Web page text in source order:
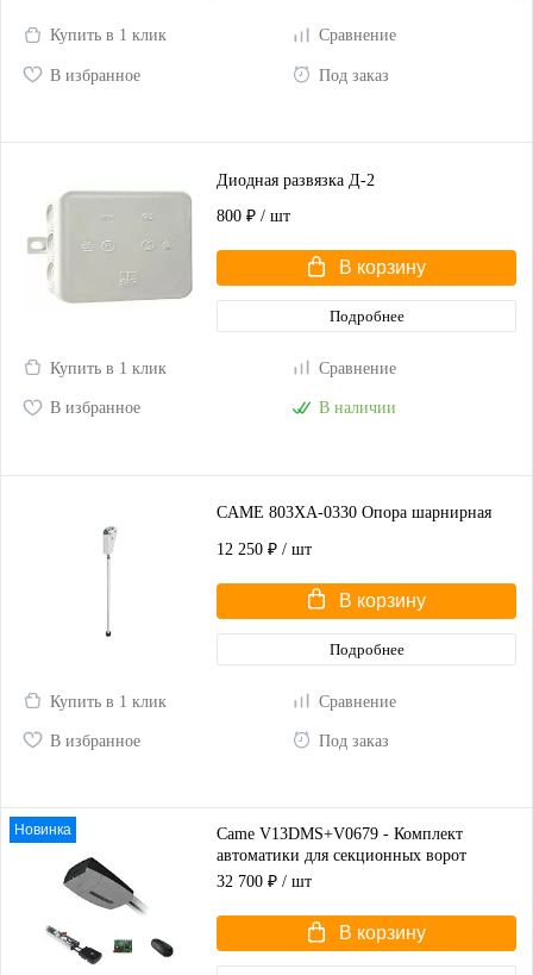
Купить в 1 клик Сравнение
В избранное Под заказ
Диодная развязка Д-2
800 ₽ / шт
В корзину
Подробнее
Купить в 1 клик Сравнение
В избранное В наличии
CAME 803XA-0330 Опора шарнирная
12 250 ₽ / шт
В корзину
Подробнее
Купить в 1 клик Сравнение
В избранное Под заказ
Новинка
Came V13DMS+V0679 - Комплект
автоматики для секционных ворот
высотой до 2,25 м
32 700 ₽ / шт
В корзину